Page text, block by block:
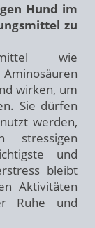
Hund im
zu
wie
wirken, um
Sie dürfen
werden,
und
bleibt
Aktivitäten
Ruhe und